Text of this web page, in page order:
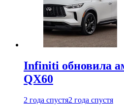
Infiniti обновила
QX60
2 года спустя2 года спустя